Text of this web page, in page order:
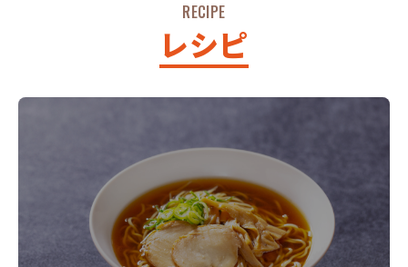
RECIPE
レシピ